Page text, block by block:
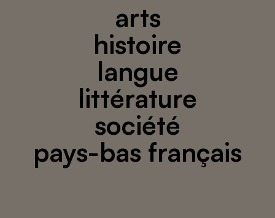
arts
histoire
langue
littérature
société
pays-bas français